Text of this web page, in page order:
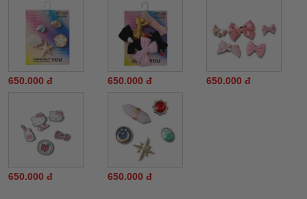
650.000 đ 650.000 đ 650.000 đ
650.000 đ 650.000 đ